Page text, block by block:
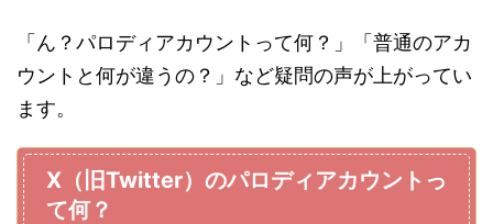
「ん？パロディアカウントって何？」「普通のアカ
ウントと何が違うの？」など疑問の声が上がってい
ます。
X（旧Twitter）のパロディアカウントっ
て何？